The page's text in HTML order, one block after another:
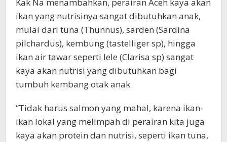
Kak Na menambahkan, perairan Aceh kaya akan
ikan yang nutrisinya sangat dibutuhkan anak,
mulai dari tuna (Thunnus), sarden (Sardina
pilchardus), kembung (tastelliger sp), hingga
ikan air tawar seperti lele (Clarisa sp) sangat
kaya akan nutrisi yang dibutuhkan bagi
tumbuh kembang otak anak
“Tidak harus salmon yang mahal, karena ikan-
ikan lokal yang melimpah di perairan kita juga
kaya akan protein dan nutrisi, seperti ikan tuna,